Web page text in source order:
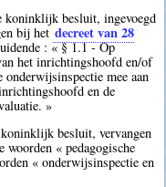
koninklijk besluit, ingevoegd
bij het decreet van 28
: « § 1.1 - Op
het inrichtingshoofd en/of
mee aan
en de
»
besluit, vervangen
woorden « pedagogische
« onderwijsinspectie en